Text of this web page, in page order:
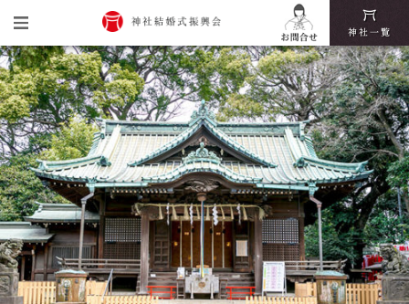
トップ
神社結婚式振興会とは
神社結婚式の魅力
挙式・披露宴までの流れ
神社結婚式いろは